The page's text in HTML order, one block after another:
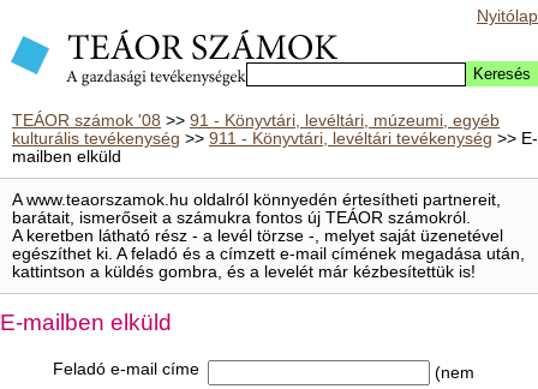
Nyitólap
TEÁOR számok '08 >> 91 - Könyvtári, levéltári, múzeumi, egyéb
kulturális tevékenység >> 911 - Könyvtári, levéltári tevékenység >> E-
mailben elküld
A www.teaorszamok.hu oldalról könnyedén értesítheti partnereit,
barátait, ismerőseit a számukra fontos új TEÁOR számokról.
A keretben látható rész - a levél törzse -, melyet saját üzenetével
egészíthet ki. A feladó és a címzett e-mail címének megadása után,
kattintson a küldés gombra, és a levelét már kézbesítettük is!
E-mailben elküld
Feladó e-mail címe
(nem